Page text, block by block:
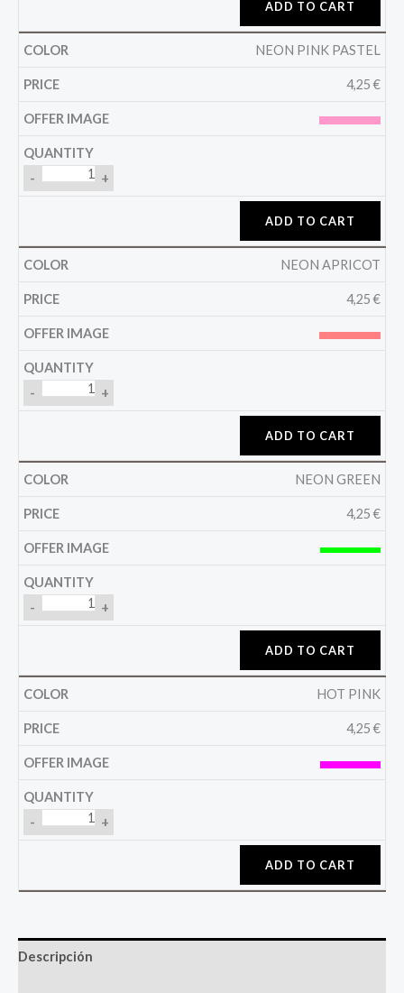
ADD TO CART
NEON PINK PASTEL
4,25€
- +
ADD TO CART
NEON APRICOT
4,25€
- +
ADD TO CART
NEON GREEN
4,25€
- +
ADD TO CART
HOT PINK
4,25€
- +
ADD TO CART
Descripción